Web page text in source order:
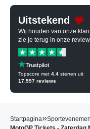
Uitstekend
Wij houden van onze
zie je terug in onze
Topscore met 4.4 sterren uit
17.597 reviews
Startpagina»